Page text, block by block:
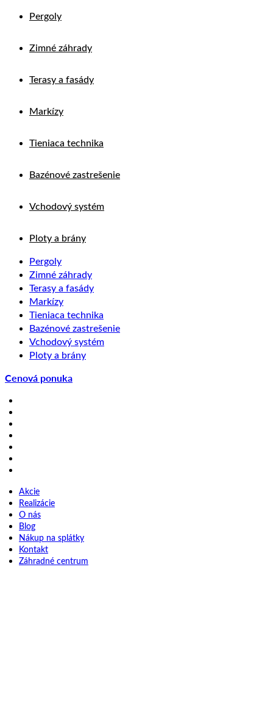
Pergoly
Zimné záhrady
Terasy a fasády
Markízy
Tieniaca technika
Bazénové zastrešenie
Vchodový systém
Ploty a brány
Pergoly
Zimné záhrady
Terasy a fasády
Markízy
Tieniaca technika
Bazénové zastrešenie
Vchodový systém
Ploty a brány
Cenová ponuka
Akcie
Realizácie
O nás
Blog
Nákup na splátky
Kontakt
Záhradné centrum